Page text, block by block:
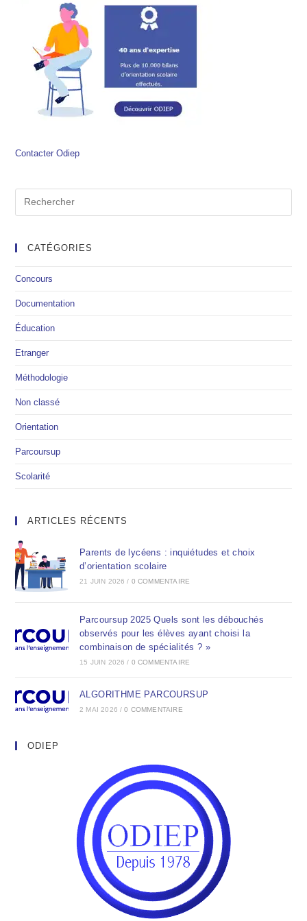
Contacter Odiep
CATÉGORIES
Concours
Documentation
Éducation
Etranger
Méthodologie
Non classé
Orientation
Parcoursup
Scolarité
ARTICLES RÉCENTS
Parents de lycéens : inquiétudes et choix
d’orientation scolaire
21 JUIN 2026 / 0 COMMENTAIRE
Parcoursup 2025 Quels sont les débouchés
observés pour les élèves ayant choisi la
combinaison de spécialités ? »
15 JUIN 2026 / 0 COMMENTAIRE
ALGORITHME PARCOURSUP
2 MAI 2026 / 0 COMMENTAIRE
ODIEP